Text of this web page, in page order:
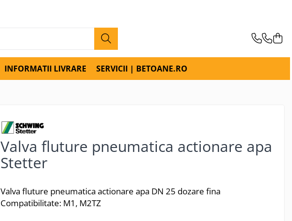
INFORMATII LIVRARE SERVICII | BETOANE.RO
Valva fluture pneumatica actionare apa
Stetter
Valva fluture pneumatica actionare apa DN 25 dozare fina
Compatibilitate: M1, M2TZ